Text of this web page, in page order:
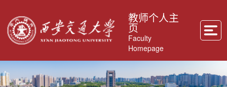
教师个人主
页
Faculty
Homepage